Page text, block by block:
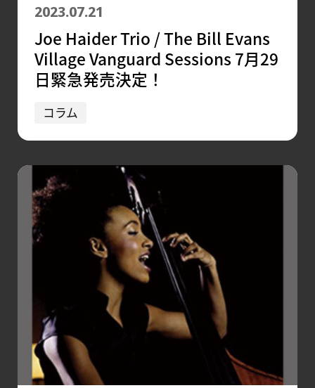
2023.07.21
Joe Haider Trio / The Bill Evans
Village Vanguard Sessions 7月29
日緊急発売決定！
コラム